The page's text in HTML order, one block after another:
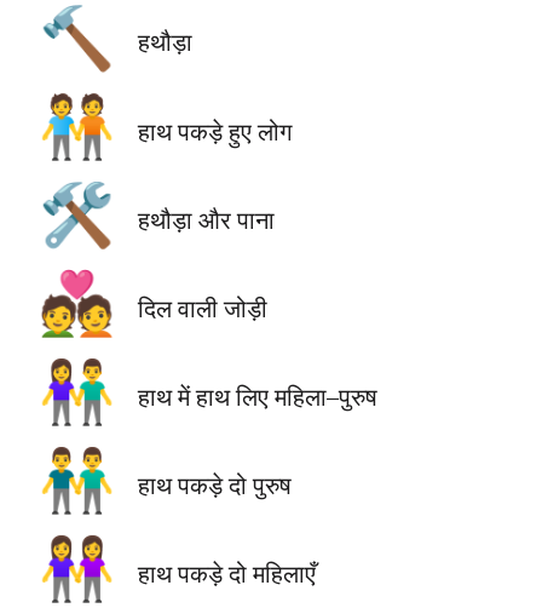
🔨 हथौड़ा
🧑‍🤝‍🧑 हाथ पकड़े हुए लोग
🛠️ हथौड़ा और पाना
💑 दिल वाली जोड़ी
👫 हाथ में हाथ लिए महिला–पुरुष
👬 हाथ पकड़े दो पुरुष
👭 हाथ पकड़े दो महिलाएँ